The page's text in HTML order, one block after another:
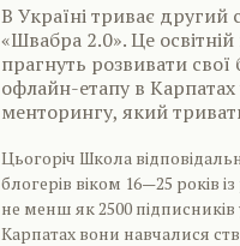
В Україні триває другий
«Швабра 2.0». Це
прагнуть розвивати
офлайн-етапу в
менторингу, який
Цьогоріч Школа
блогерів віком 16—25 років
не менш як 2500
Карпатах вони навчалися